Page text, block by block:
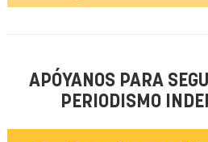
APÓYANOS PARA
PERIODISMO